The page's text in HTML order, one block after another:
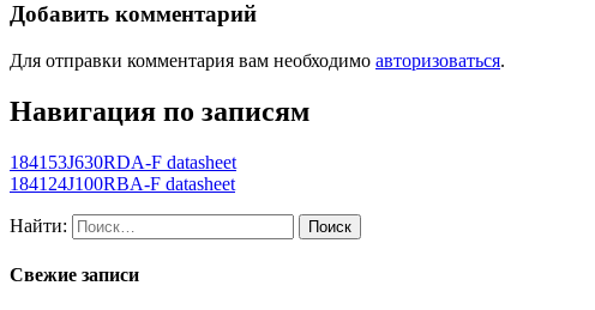
Добавить комментарий
Для отправки комментария вам необходимо авторизоваться.
Навигация по записям
184153J630RDA-F datasheet
184124J100RBA-F datasheet
Найти:
Свежие записи